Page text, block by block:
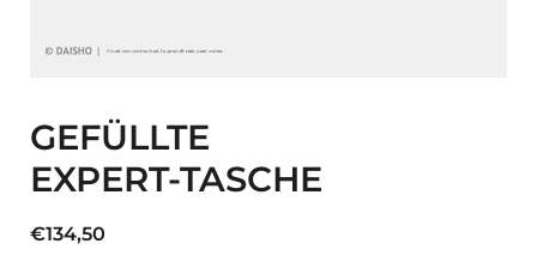
GEFÜLLTE
EXPERT-TASCHE
€134,50